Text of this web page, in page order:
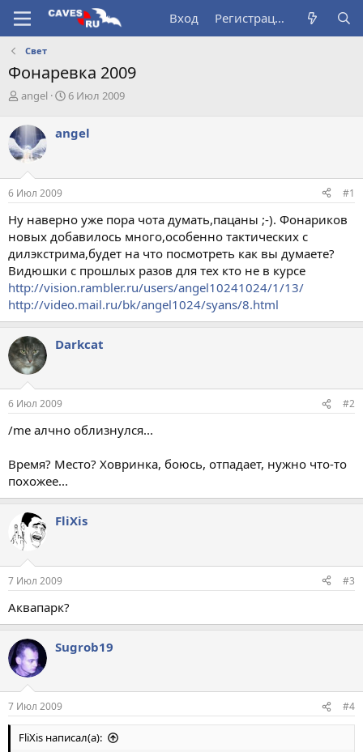
Вход Регистрация
Свет
Фонаревка 2009
А
т
о
р
е
м
angel
Д
а
ч
а
6 Июл 2009
angel
6 Июл 2009 #1
Ну наверно уже пора чота думать,пацаны ;-). Фонариков
новых добавилось много,особенно тактических с
дилэкстрима,будет на что посмотреть как вы думаете?
Видюшки с прошлых разов для тех кто не в курсе
http://vision.rambler.ru/users/angel10241024/1/13/
http://video.mail.ru/bk/angel1024/syans/8.html
Darkcat
6 Июл 2009 #2
/me алчно облизнулся...
Время? Место? Ховринка, боюсь, отпадает, нужно что-то
похожее...
FliXis
7 Июл 2009 #3
Аквапарк?
Sugrob19
7 Июл 2009 #4
FliXis написал(а):